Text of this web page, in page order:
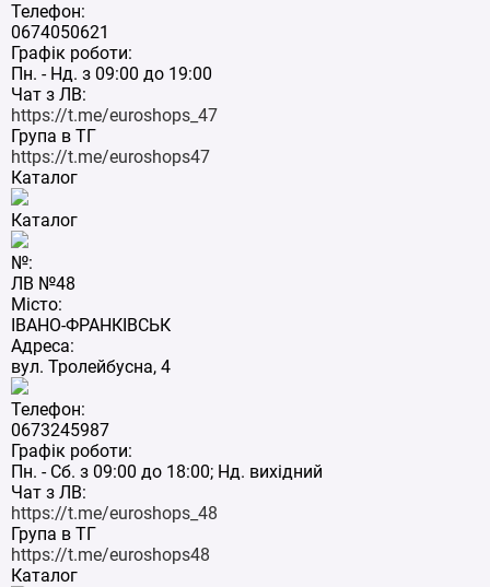
Телефон:
0674050621
Графік роботи:
Пн. - Нд. з 09:00 до 19:00
Чат з ЛВ:
https://t.me/euroshops_47
Група в ТГ
https://t.me/euroshops47
Каталог
Каталог
№:
ЛВ №48
Місто:
ІВАНО-ФРАНКІВСЬК
Адреса:
вул. Тролейбусна, 4
Телефон:
0673245987
Графік роботи:
Пн. - Сб. з 09:00 до 18:00; Нд. вихідний
Чат з ЛВ:
https://t.me/euroshops_48
Група в ТГ
https://t.me/euroshops48
Каталог